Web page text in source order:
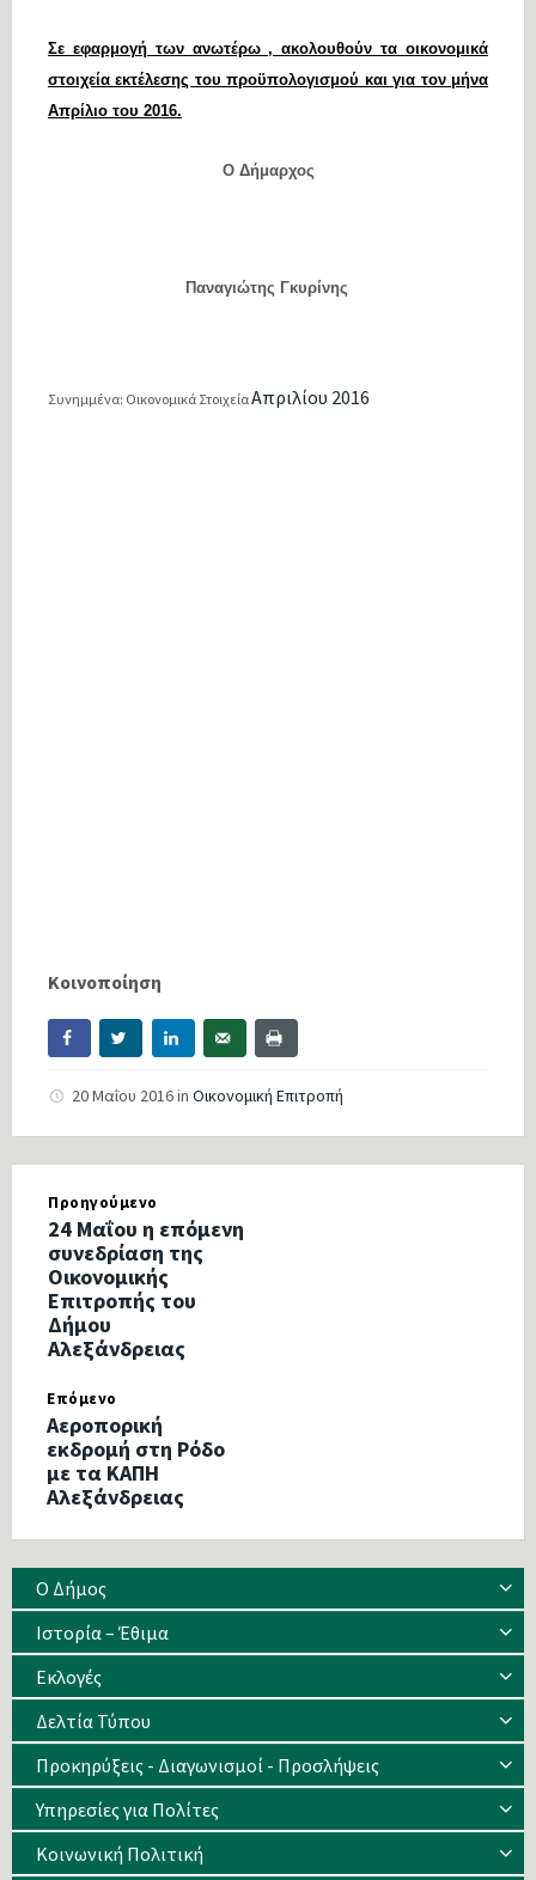
Σε εφαρμογή των ανωτέρω , ακολουθούν τα οικονομικά
στοιχεία εκτέλεσης του προϋπολογισμού και για τον μήνα
Απρίλιο του 2016.
Ο Δήμαρχος
Παναγιώτης Γκυρίνης
Συνημμένα: Οικονομικά ΣτοιχείαΑπριλίου 2016
Κοινοποίηση
20 Μαΐου 2016in Οικονομική Επιτροπή
Προηγούμενο
24 Μαΐου η επόμενη
συνεδρίαση της
Οικονομικής
Επιτροπής του
Δήμου
Αλεξάνδρειας
Επόμενο
Αεροπορική
εκδρομή στη Ρόδο
με τα ΚΑΠΗ
Αλεξάνδρειας
Ο Δήμος
Ιστορία – Έθιμα
Eκλογές
Δελτία Τύπου
Προκηρύξεις - Διαγωνισμοί - Προσλήψεις
Υπηρεσίες για Πολίτες
Κοινωνική Πολιτική